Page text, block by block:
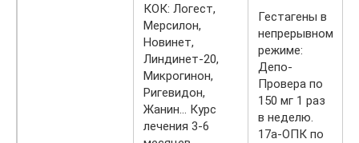
КОК: Логест,
Мерсилон,
Новинет,
Линдинет-20,
Микрогинон,
Ригевидон,
Жанин… Курс
лечения 3-6
Гестагены в
непрерывном
режиме:
Депо-
Провера по
150 мг 1 раз
в неделю.
17а-ОПК по